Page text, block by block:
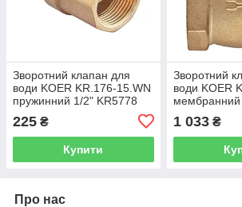
Зворотний клапан для
води KOER KR.176-15.WN
пружинний 1/2" KR5778
225 ₴
Купити
Зворотний
води KOER
мембранний
1 033₴
Про нас